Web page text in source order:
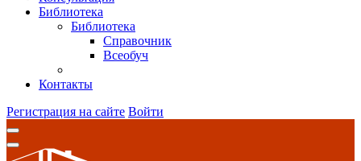
Библиотека
Библиотека
Справочник
Всеобуч
Контакты
Регистрация на сайте Войти